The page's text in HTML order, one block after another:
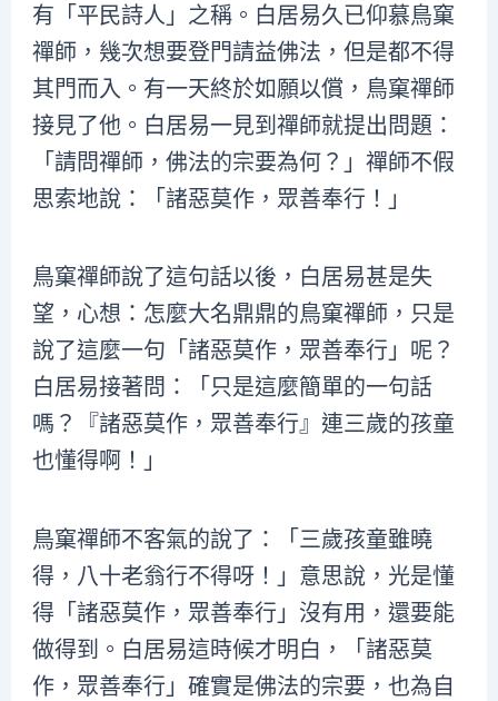
有「平民詩人」之稱。白居易久已仰慕鳥窠
禪師，幾次想要登門請益佛法，但是都不得
其門而入。有一天終於如願以償，鳥窠禪師
接見了他。白居易一見到禪師就提出問題：
「請問禪師，佛法的宗要為何？」禪師不假
思索地說：「諸惡莫作，眾善奉行！」
鳥窠禪師說了這句話以後，白居易甚是失
望，心想：怎麼大名鼎鼎的鳥窠禪師，只是
說了這麼一句「諸惡莫作，眾善奉行」呢？
白居易接著問：「只是這麼簡單的一句話
嗎？『諸惡莫作，眾善奉行』連三歲的孩童
也懂得啊！」
鳥窠禪師不客氣的說了：「三歲孩童雖曉
得，八十老翁行不得呀！」意思說，光是懂
得「諸惡莫作，眾善奉行」沒有用，還要能
做得到。白居易這時候才明白，「諸惡莫
作，眾善奉行」確實是佛法的宗要，也為自